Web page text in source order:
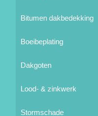
Bitumen dakbedekking
Boeibeplating
Dakgoten
Lood- & zinkwerk
Stormschade